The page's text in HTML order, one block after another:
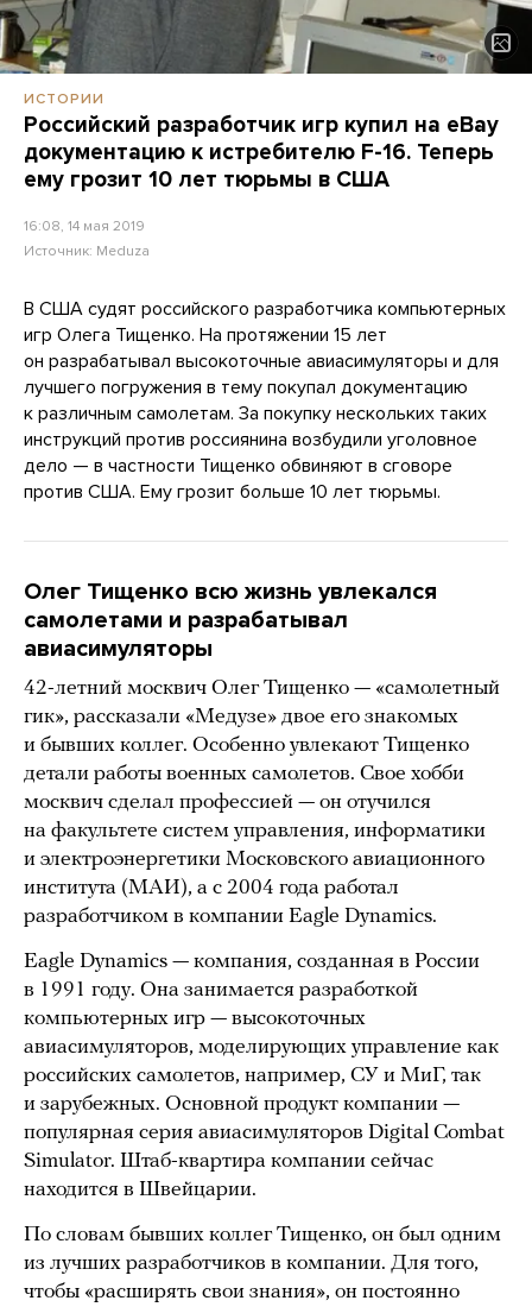
ИСТОРИИ
Российский разработчик игр купил на eBay
документацию к истребителю F-16. Теперь
ему грозит 10 лет тюрьмы в США
16:08, 14 мая 2019
Источник: Meduza
В США судят российского разработчика компьютерных
игр Олега Тищенко. На протяжении 15 лет
он разрабатывал высокоточные авиасимуляторы и для
лучшего погружения в тему покупал документацию
к различным самолетам. За покупку нескольких таких
инструкций против россиянина возбудили уголовное
дело — в частности Тищенко обвиняют в сговоре
против США. Ему грозит больше 10 лет тюрьмы.
Олег Тищенко всю жизнь увлекался
самолетами и разрабатывал
авиасимуляторы
42-летний москвич Олег Тищенко — «самолетный
гик», рассказали «Медузе» двое его знакомых
и бывших коллег. Особенно увлекают Тищенко
детали работы военных самолетов. Свое хобби
москвич сделал профессией — он отучился
на факультете систем управления, информатики
и электроэнергетики Московского авиационного
института (МАИ), а с 2004 года работал
разработчиком в компании Eagle Dynamics.
Eagle Dynamics — компания, созданная в России
в 1991 году. Она занимается разработкой
компьютерных игр — высокоточных
авиасимуляторов, моделирующих управление как
российских самолетов, например, СУ и МиГ, так
и зарубежных. Основной продукт компании —
популярная серия авиасимуляторов Digital Combat
Simulator. Штаб-квартира компании сейчас
находится в Швейцарии.
По словам бывших коллег Тищенко, он был одним
из лучших разработчиков в компании. Для того,
чтобы «расширять свои знания», он постоянно